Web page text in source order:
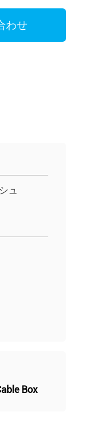
わせ
ュ
Box